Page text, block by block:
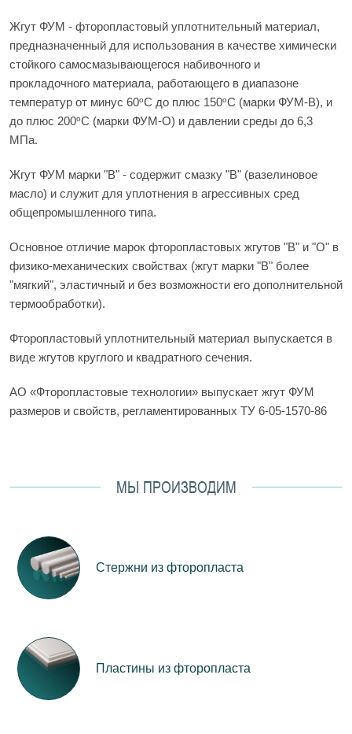
Жгут ФУМ - фторопластовый уплотнительный материал,
предназначенный для использования в качестве химически
стойкого самосмазывающегося набивочного и
прокладочного материала, работающего в диапазоне
температур от минус 60оС до плюс 150оС (марки ФУМ-В), и
до плюс 200оС (марки ФУМ-О) и давлении среды до 6,3
МПа.
Жгут ФУМ марки "В" - содержит смазку "В" (вазелиновое
масло) и служит для уплотнения в агрессивных сред
общепромышленного типа.
Основное отличие марок фторопластовых жгутов "В" и "О" в
физико-механических свойствах (жгут марки "В" более
"мягкий", эластичный и без возможности его дополнительной
термообработки).
Фторопластовый уплотнительный материал выпускается в
виде жгутов круглого и квадратного сечения.
АО «Фторопластовые технологии» выпускает жгут ФУМ
размеров и свойств, регламентированных ТУ 6-05-1570-86
МЫ ПРОИЗВОДИМ
Стержни из фторопласта
Пластины из фторопласта